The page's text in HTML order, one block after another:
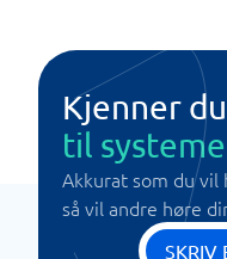
Kjenner du
til
Akkurat som du vil
så vil andre høre
SKRIV